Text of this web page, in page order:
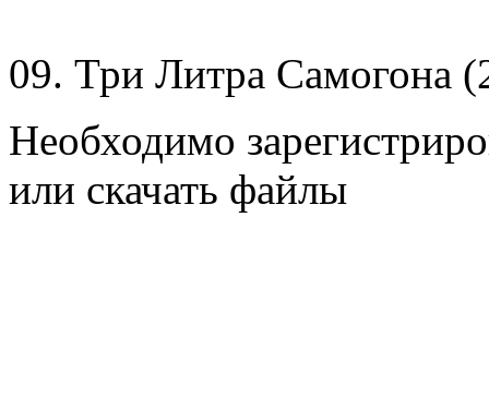
09. Три Литра Самогона
Необходимо
или скачать файлы